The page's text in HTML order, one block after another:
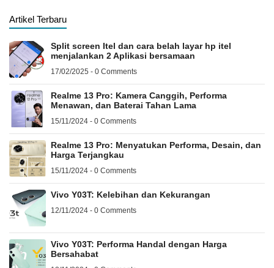
Artikel Terbaru
Split screen Itel dan cara belah layar hp itel
menjalankan 2 Aplikasi bersamaan
17/02/2025 - 0 Comments
Realme 13 Pro: Kamera Canggih, Performa
Menawan, dan Baterai Tahan Lama
15/11/2024 - 0 Comments
Realme 13 Pro: Menyatukan Performa, Desain, dan
Harga Terjangkau
15/11/2024 - 0 Comments
Vivo Y03T: Kelebihan dan Kekurangan
12/11/2024 - 0 Comments
Vivo Y03T: Performa Handal dengan Harga
Bersahabat